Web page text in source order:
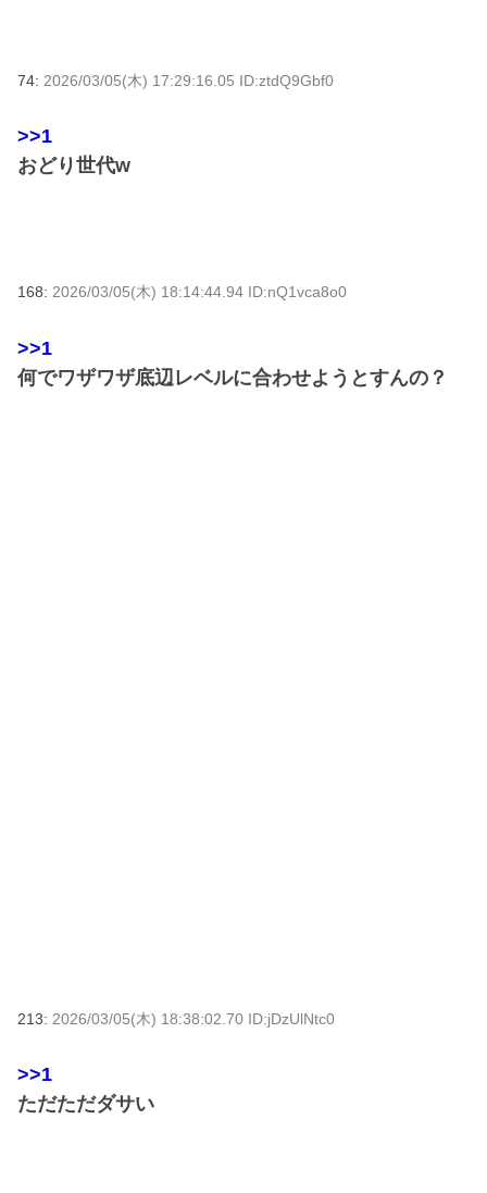
74: 2026/03/05(木) 17:29:16.05 ID:ztdQ9Gbf0
>>1
おどり世代w
168: 2026/03/05(木) 18:14:44.94 ID:nQ1vca8o0
>>1
何でワザワザ底辺レベルに合わせようとすんの？
213: 2026/03/05(木) 18:38:02.70 ID:jDzUlNtc0
>>1
ただただダサい